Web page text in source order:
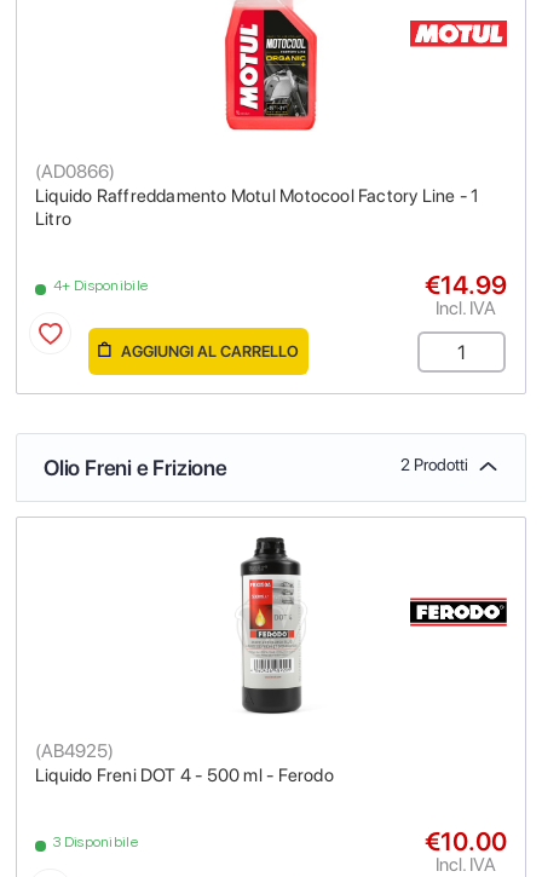
Liquido Raffreddamento Motul Motocool Factory Line - 1
Litro
(AD0866)
4+ Disponibile €14.99
Incl. IVA
AGGIUNGI AL CARRELLO
Olio Freni e Frizione 2 Prodotti
Liquido Freni DOT 4 - 500 ml - Ferodo
(AB4925)
3 Disponibile €10.00
Incl. IVA